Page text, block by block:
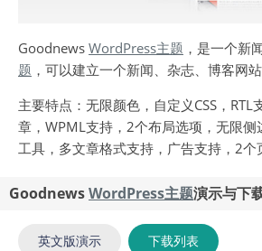
Goodnews WordPress主题 ，是一个新
题 ，可以建立一个新闻、杂志、博客网站
主要特点：无限颜色，自定义CSS，RTL
章，WPML支持，2个布局选项，无限
工具，多文章格式支持，广告支持，2个
GoodnewsWordPress主题演示与下
英文版演示 下载列表